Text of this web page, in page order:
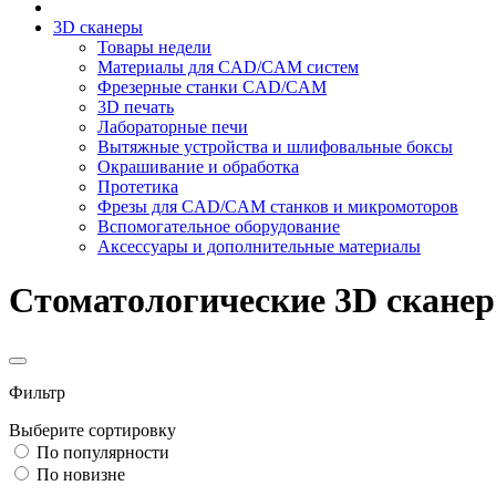
3D сканеры
Товары недели
Материалы для CAD/CAM систем
Фрезерные станки CAD/CAM
3D печать
Лабораторные печи
Вытяжные устройства и шлифовальные боксы
Окрашивание и обработка
Протетика
Фрезы для CAD/CAM станков и микромоторов
Вспомогательное оборудование
Аксессуары и дополнительные материалы
Стоматологические 3D
Фильтр
Выберите сортировку
По популярности
По новизне